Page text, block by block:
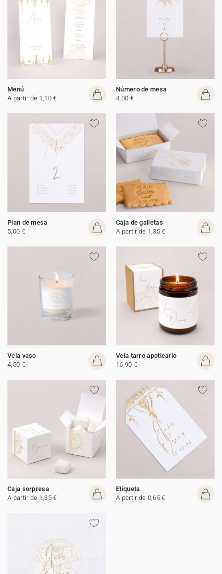
Menú
A partir de 1,10 €
Número de mesa
4,00 €
Plan de mesa
5,00 €
Caja de galletas
A partir de 1,35 €
Vela vaso
4,50 €
Vela tarro apoticario
16,90 €
Caja sorpresa
A partir de 1,35 €
Etiqueta
A partir de 0,65 €